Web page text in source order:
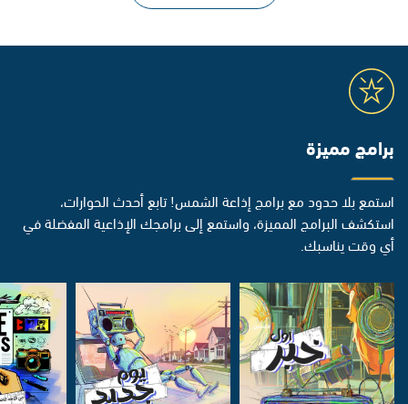
برامج مميزة
استمع بلا حدود مع برامج إذاعة الشمس! تابع أحدث الحوارات،
استكشف البرامج المميزة، واستمع إلى برامجك الإذاعية المفضلة في
أي وقت يناسبك.